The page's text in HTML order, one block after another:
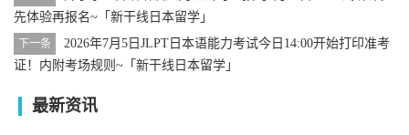
先体验再报名~「新干线日本留学」
下一条
2026年7月5日JLPT日本语能力考试今日14:00开始打印准考
证！内附考场规则~「新干线日本留学」
最新资讯